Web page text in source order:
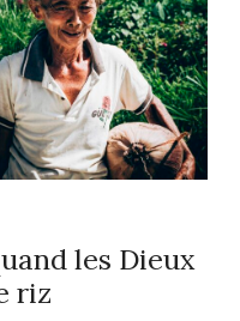
les Dieux
riz